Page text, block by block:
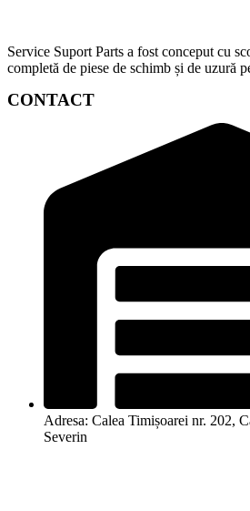
Service Suport Parts a fost conceput cu
completă de piese de schimb și de uzură
CONTACT
Adresa: Calea Timișoarei nr. 202,
Severin